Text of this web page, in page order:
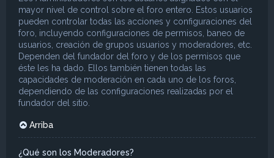
mayor nivel de control sobre el foro entero. Estos usuarios
pueden controlar todas las acciones y configuraciones del
foro, incluyendo configuraciones de permisos, baneo de
usuarios, creación de grupos usuarios y moderadores, etc.
Dependen del fundador del foro y de los permisos que
éste les ha dado. Ellos también tienen todas las
capacidades de moderación en cada uno de los foros,
dependiendo de las configuraciones realizadas por el
fundador del sitio.
Arriba
¿Qué son los Moderadores?